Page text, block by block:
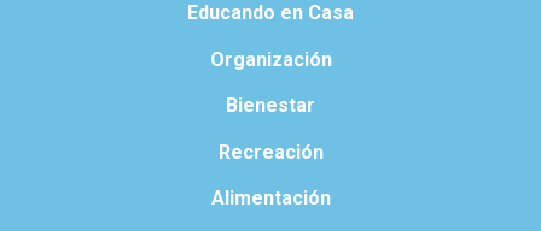
Educando en Casa
Organización
Bienestar
Recreación
Alimentación